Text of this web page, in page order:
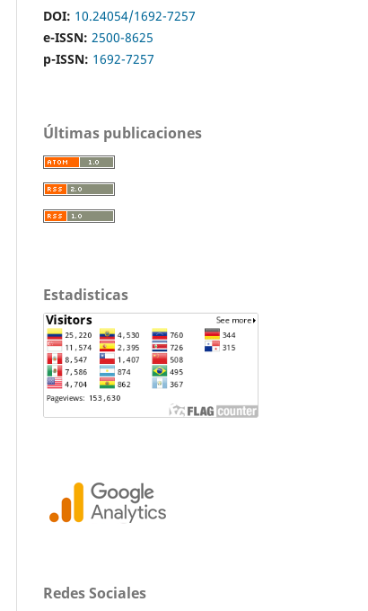
DOI: 10.24054/1692-7257
e-ISSN: 2500-8625
p-ISSN: 1692-7257
Últimas publicaciones
Estadisticas
Redes Sociales